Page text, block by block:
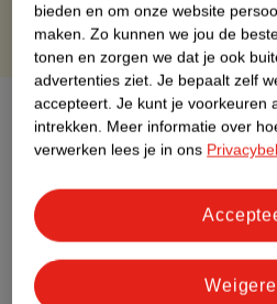
Over dit product
Productinformatie
Etiketinformatie
Nature Impact Score
bieden en om onze website
maken. Zo kunnen we jou de
tonen en zorgen we dat je ook
advertenties ziet. Je bepaalt zelf
accepteert. Je kunt je voorkeuren
intrekken. Meer informatie over
verwerken lees je in ons